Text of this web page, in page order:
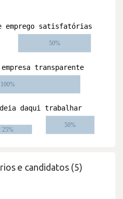
e candidatos (5)